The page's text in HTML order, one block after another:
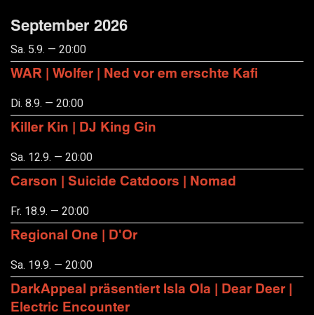
September 2026
Sa. 5.9. — 20:00
WAR | Wolfer | Ned vor em erschte Kafi
Di. 8.9. — 20:00
Killer Kin | DJ King Gin
Sa. 12.9. — 20:00
Carson | Suicide Catdoors | Nomad
Fr. 18.9. — 20:00
Regional One | D'Or
Sa. 19.9. — 20:00
DarkAppeal präsentiert Isla Ola | Dear Deer |
Electric Encounter